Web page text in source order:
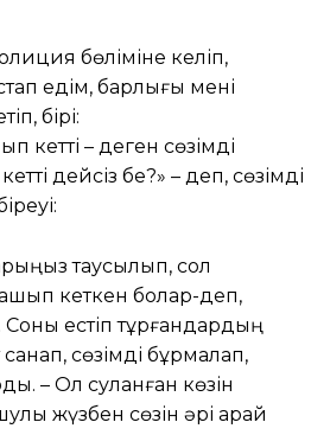
бөліміне келіп,
едім, барлығы мені
бірі:
– деген сөзімді
дейсіз бе?» – деп, сөзімді
таусылып, сол
кеткен болар-деп,
Соны естіп тұрғандардың
сөзімді бұрмалап,
– Ол суланған көзін
жүзбен сөзін әрі қарай